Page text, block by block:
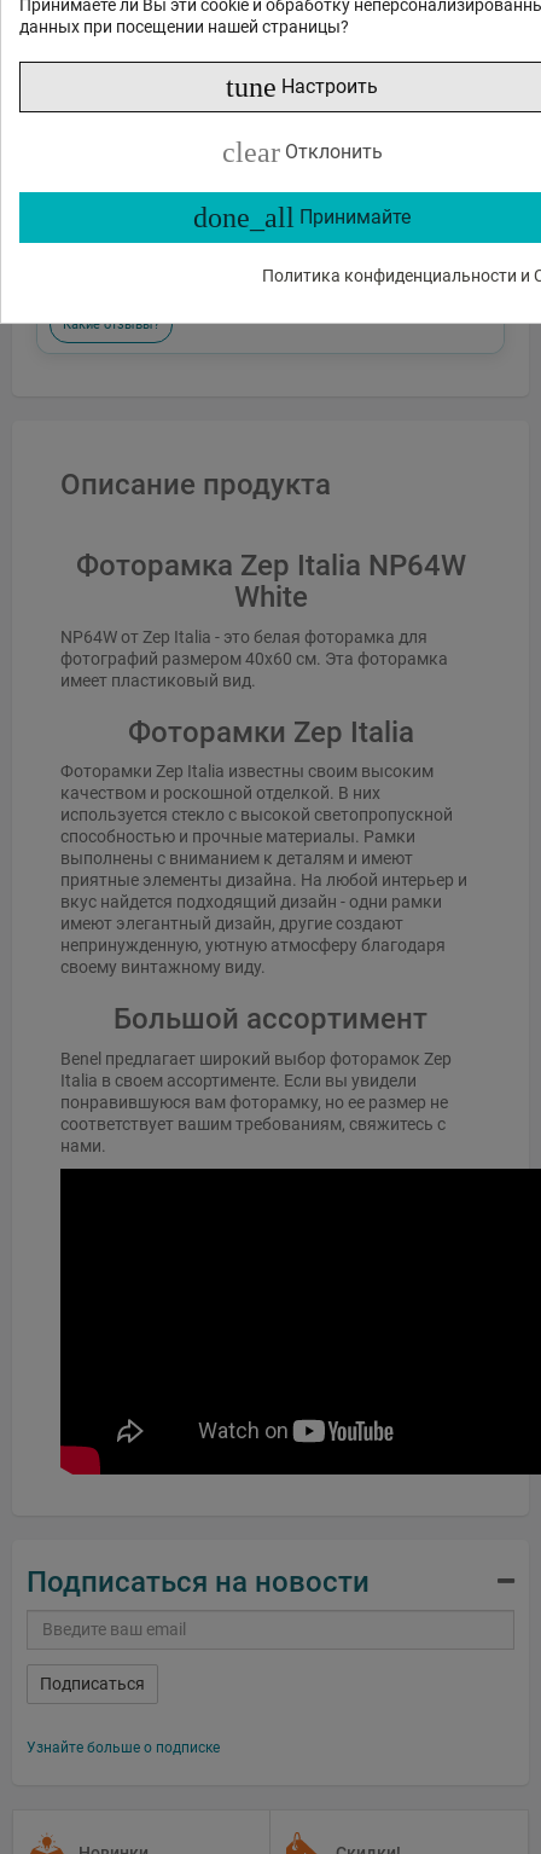
Принимаете ли Вы эти cookie и обработку
данных при посещении нашей страницы?
tune Настроить
clear Отклонить
done_all Принимайте
Политика конфиденциальности и
Отправить
Акции и скидки?
Какие отзывы?
Описание продукта
Фоторамка Zep Italia NP64W
White
NP64W от Zep Italia - это белая фоторамка для
фотографий размером 40x60 см. Эта фоторамка
имеет пластиковый вид.
Фоторамки Zep Italia
Фоторамки Zep Italia известны своим высоким
качеством и роскошной отделкой. В них
используется стекло с высокой светопропускной
способностью и прочные материалы. Рамки
выполнены с вниманием к деталям и имеют
приятные элементы дизайна. На любой интерьер и
вкус найдется подходящий дизайн - одни рамки
имеют элегантный дизайн, другие создают
непринужденную, уютную атмосферу благодаря
своему винтажному виду.
Большой ассортимент
Benel предлагает широкий выбор фоторамок Zep
Italia в своем ассортименте. Если вы увидели
понравившуюся вам фоторамку, но ее размер не
соответствует вашим требованиям, свяжитесь с
нами.
Подписаться на новости
Подписаться
Узнайте больше о подписке